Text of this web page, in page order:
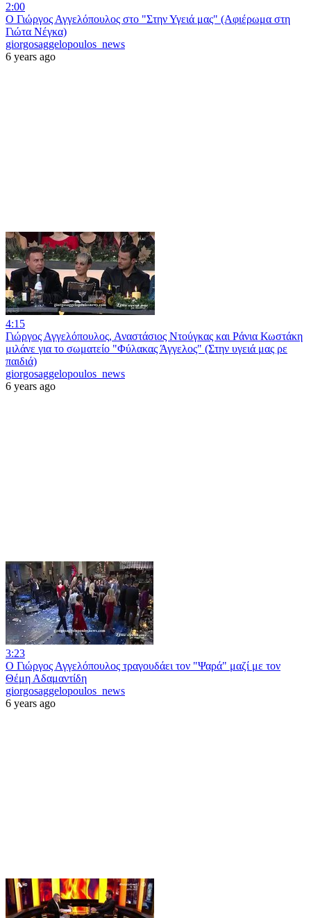
2:00
Ο Γιώργος Αγγελόπουλος στο "Στην Υγειά μας" (Αφιέρωμα στη
Γιώτα Νέγκα)
giorgosaggelopoulos_news
6 years ago
4:15
Γιώργος Αγγελόπουλος, Αναστάσιος Ντούγκας και Ράνια Κωστάκη
μιλάνε για το σωματείο "Φύλακας Άγγελος" (Στην υγειά μας ρε
παιδιά)
giorgosaggelopoulos_news
6 years ago
3:23
Ο Γιώργος Αγγελόπουλος τραγουδάει τον "Ψαρά" μαζί με τον
Θέμη Αδαμαντίδη
giorgosaggelopoulos_news
6 years ago